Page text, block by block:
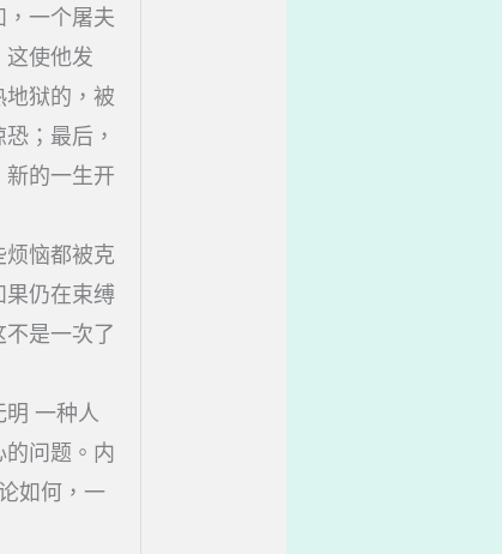
一个屠夫
使他发
狱的，被
；最后，
的一生开
恼都被克
仍在束缚
是一次了
一种人
问题。内
如何，一